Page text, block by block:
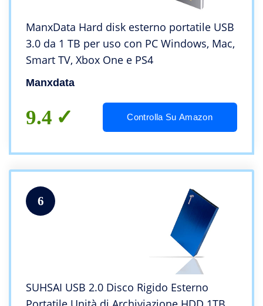
ManxData Hard disk esterno portatile USB
3.0 da 1 TB per uso con PC Windows, Mac,
Smart TV, Xbox One e PS4
Manxdata
9.4 Controlla Su Amazon
6
SUHSAI USB 2.0 Disco Rigido Esterno